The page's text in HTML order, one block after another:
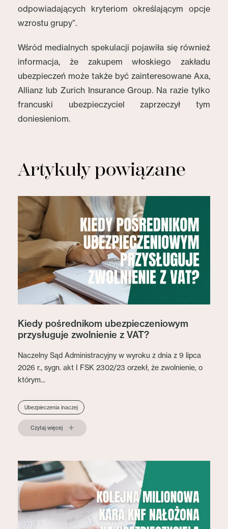
odpowiadających kryteriom określającym opcje
wzrostu grupy”.
Wśród medialnych spekulacji pojawiła się również
informacja, że zakupem włoskiego zakładu
ubezpieczeń może także być zainteresowane Axa,
Allianz lub Zurich Insurance Group. Na razie tylko
francuski ubezpieczyciel zaprzeczył tym
doniesieniom.
Artykuły powiązane
Kiedy pośrednikom ubezpieczeniowym
przysługuje zwolnienie z VAT?
Naczelny Sąd Administracyjny w wyroku z dnia z 9 lipca
2026 r., sygn. akt I FSK 2302/23 orzekł, że zwolnienie, o
którym...
Ubezpieczenia inaczej
Czytaj więcej